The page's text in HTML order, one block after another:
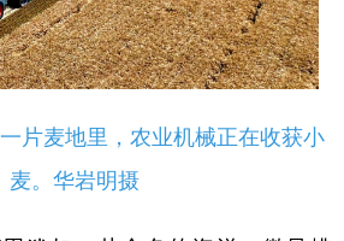
Français عربى
日本語 한국어
片麦地里，农业机械正在收获小
麦。华岩明摄